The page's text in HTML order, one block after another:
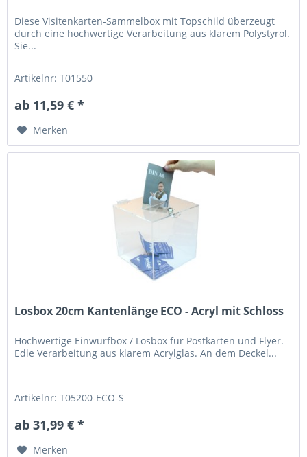
Diese Visitenkarten-Sammelbox mit Topschild überzeugt
durch eine hochwertige Verarbeitung aus klarem Polystyrol.
Sie...
Artikelnr: T01550
ab 11,59 € *
Merken
Losbox 20cm Kantenlänge ECO - Acryl mit Schloss
Hochwertige Einwurfbox / Losbox für Postkarten und Flyer.
Edle Verarbeitung aus klarem Acrylglas. An dem Deckel...
Artikelnr: T05200-ECO-S
ab 31,99 € *
Merken